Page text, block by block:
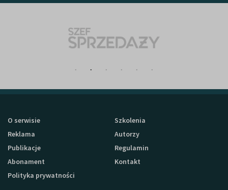
O serwisie
Szkolenia
Reklama
Autorzy
Publikacje
Regulamin
Abonament
Kontakt
Polityka prywatności